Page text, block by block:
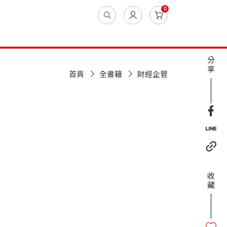
0
首頁 全書籍 財經企管
分
享
收
藏